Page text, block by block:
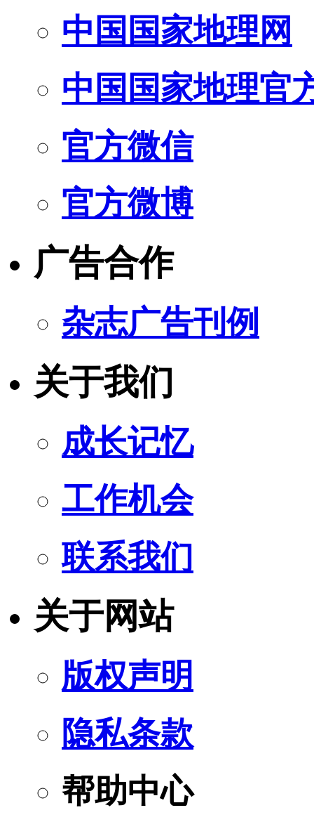
中国国家地理网
中国国家地理官
官方微信
官方微博
广告合作
杂志广告刊例
关于我们
成长记忆
工作机会
联系我们
关于网站
版权声明
隐私条款
帮助中心